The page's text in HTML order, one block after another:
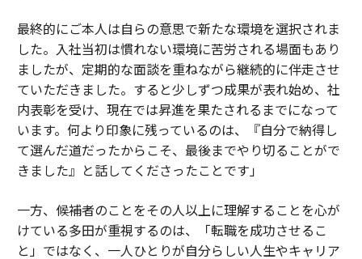
最終的にご本人は自らの意思で新たな環境を選択されま
した。入社当初は慣れない環境に苦労される場面もあり
ましたが、定期的な面談を重ねながら継続的に伴走させ
ていただきました。すると少しずつ成果が表れ始め、社
内表彰を受け、現在では昇進を果たされるまでになって
います。何より印象に残っているのは、『自分で納得し
て選んだ道だったからこそ、最後までやり切ることがで
きました』と話してくださったことです」
一方、候補者のことをその人以上に理解することを心が
けている多田が重視するのは、「転職を成功させるこ
と」ではなく、一人ひとりが自分らしい人生やキャリア